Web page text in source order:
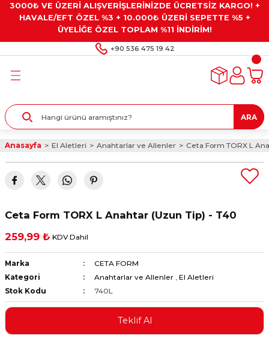
3000₺ VE ÜZERİ ALIŞVERİŞLERİNİZDE ÜCRETSİZ KARGO! +
HAVALE/EFT ÖZEL %3 + 10.000₺ ÜZERİ SEPETTE %5 +
ÜYELİĞE ÖZEL TOPLAM %11 İNDİRİM!
+90 536 475 19 42
Geri Dön
Geri Dön
Geri Dön
Gresler
Geri Dön
Alet Setleri
ve Multimetreler
ve Penseler
Geri Dön
Taşları ve
ARA
Anasayfa El Aletleri Anahtarlar ve Allenler Ceta Form TORX L
Ceta Form TORX L Anahtar (Uzun Tip) - T40
259,99 ₺ KDV Dahil
Marka
CETA FORM
Kategori
Anahtarlar ve Allenler , El Aletleri
Stok Kodu
740L
Teklif Al